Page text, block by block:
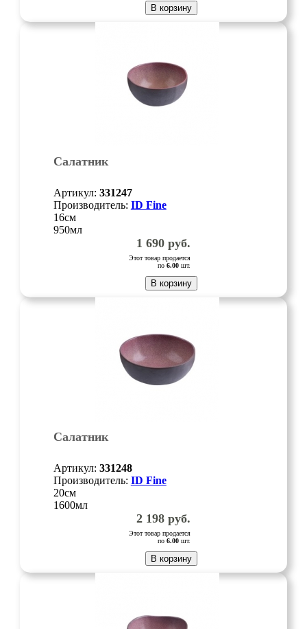
В корзину
Салатник
Артикул: 331247
Производитель: ID Fine
16см
950мл
1 690руб.
Этот товар продается
по 6.00шт.
В корзину
Салатник
Артикул: 331248
Производитель: ID Fine
20см
1600мл
2 198руб.
Этот товар продается
по 6.00шт.
В корзину